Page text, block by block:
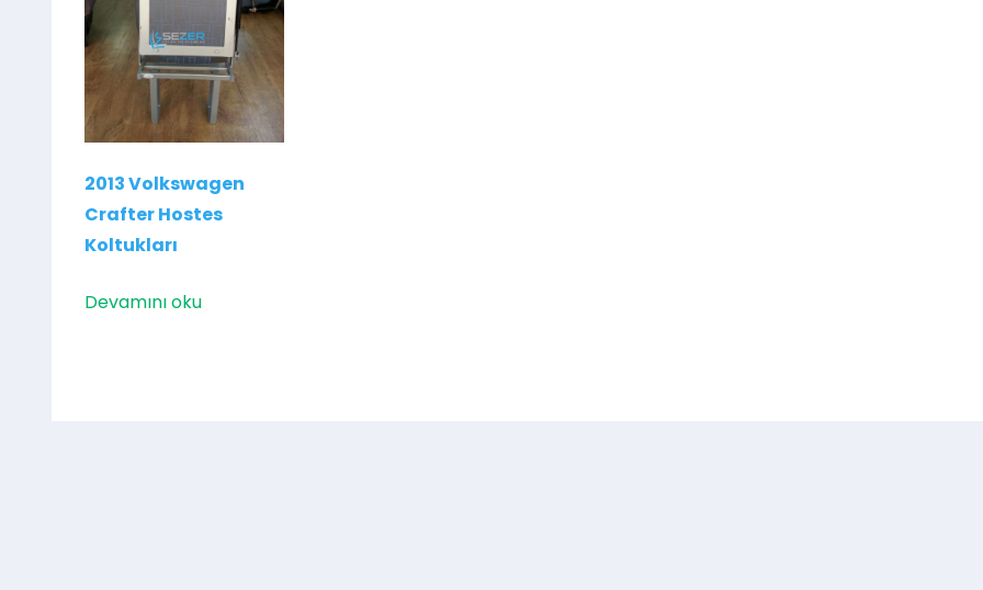
2013 Volkswagen
Crafter Hostes
Koltukları
Devamını oku